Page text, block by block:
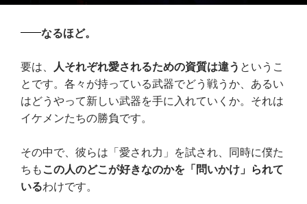
なるほど。
要は、 人それぞれ愛されるための資質は違う というこ
とです。各々が持っている武器でどう戦うか、あるい
はどうやって新しい武器を手に入れていくか。それは
イケメンたちの勝負です。
その中で、彼らは「愛され力」を試され、同時に僕た
ちもこの人のどこが好きなのかを「問いかけ」られて
いるわけです。